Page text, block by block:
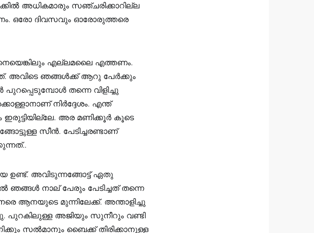
അധികമാരും സഞ്ചരിക്കാറില്ല
ഒരോ ദിവസവും ഓരോരുത്തരെ
എല്ലമലൈ എത്തണം.
അവിടെ ഞങ്ങൾക്ക് ആറു പേർക്കും
തന്നെ വിളിച്ചു
നിർദ്ദേശം. എന്ത്
ഇരുട്ടിയില്ലേ. അര മണിക്കൂർ കൂടെ
സീൻ. പേടിച്ചരണ്ടാണ്
ഉണ്ട്. അവിടുന്നങ്ങോട്ട് ഏതു
നാല് പേരും പേടിച്ചത് തന്നെ
ആനയുടെ മുന്നിലേക്ക്. അന്താളിച്ചു
പുറകിലുള്ള അജിയും സുനീറും വണ്ടി
സൽമാനും ബൈക്ക് തിരിക്കാനുള്ള